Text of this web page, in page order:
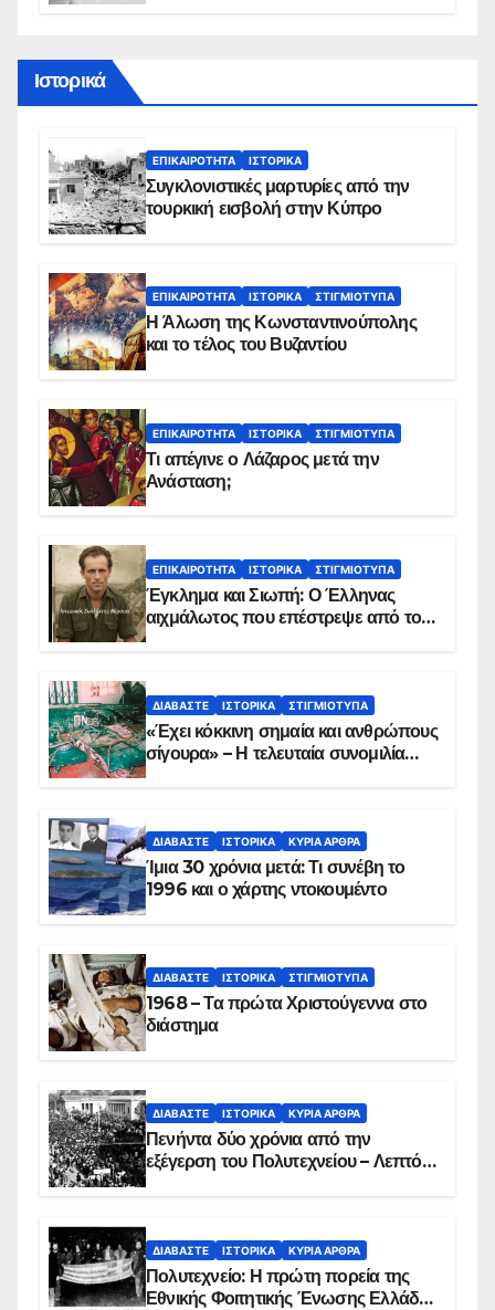
Ιστορικά
ΕΠΙΚΑΙΡΌΤΗΤΑ ΙΣΤΟΡΙΚΆ
Συγκλονιστικές μαρτυρίες από την
τουρκική εισβολή στην Κύπρο
ΕΠΙΚΑΙΡΌΤΗΤΑ ΙΣΤΟΡΙΚΆ ΣΤΙΓΜΙΌΤΥΠΑ
Η Άλωση της Κωνσταντινούπολης
και το τέλος του Βυζαντίου
ΕΠΙΚΑΙΡΌΤΗΤΑ ΙΣΤΟΡΙΚΆ ΣΤΙΓΜΙΌΤΥΠΑ
Τι απέγινε ο Λάζαρος μετά την
Ανάσταση;
ΕΠΙΚΑΙΡΌΤΗΤΑ ΙΣΤΟΡΙΚΆ ΣΤΙΓΜΙΌΤΥΠΑ
Έγκλημα και Σιωπή: Ο Έλληνας
αιχμάλωτος που επέστρεψε από το
ΔΙΑΒΆΣΤΕ ΙΣΤΟΡΙΚΆ ΣΤΙΓΜΙΌΤΥΠΑ
«Έχει κόκκινη σημαία και ανθρώπους
σίγουρα» – Η τελευταία συνομιλία
ΔΙΑΒΆΣΤΕ ΙΣΤΟΡΙΚΆ ΚΥΡΙΑ ΑΡΘΡΑ
Ίμια 30 χρόνια μετά: Τι συνέβη το
1996 και ο χάρτης ντοκουμέντο
ΔΙΑΒΆΣΤΕ ΙΣΤΟΡΙΚΆ ΣΤΙΓΜΙΌΤΥΠΑ
1968 – Τα πρώτα Χριστούγεννα στο
διάστημα
ΔΙΑΒΆΣΤΕ ΙΣΤΟΡΙΚΆ ΚΥΡΙΑ ΑΡΘΡΑ
Πενήντα δύο χρόνια από την
εξέγερση του Πολυτεχνείου – Λεπτό
ΔΙΑΒΆΣΤΕ ΙΣΤΟΡΙΚΆ ΚΥΡΙΑ ΑΡΘΡΑ
Πολυτεχνείο: Η πρώτη πορεία της
Εθνικής Φοιτητικής Ένωσης Ελλάδος